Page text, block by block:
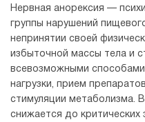
Нервная анорексия —
группы нарушений
непринятии своей
избыточной массы тела и
всевозможными
нагрузки, прием
стимуляции метаболизма.
снижается до критических